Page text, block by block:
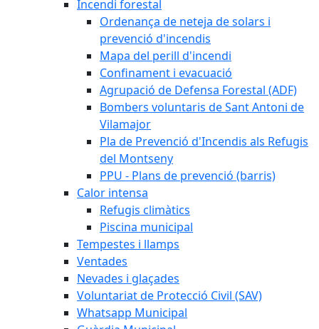
Incendi forestal
Ordenança de neteja de solars i
prevenció d'incendis
Mapa del perill d'incendi
Confinament i evacuació
Agrupació de Defensa Forestal (ADF)
Bombers voluntaris de Sant Antoni de
Vilamajor
Pla de Prevenció d'Incendis als Refugis
del Montseny
PPU - Plans de prevenció (barris)
Calor intensa
Refugis climàtics
Piscina municipal
Tempestes i llamps
Ventades
Nevades i glaçades
Voluntariat de Protecció Civil (SAV)
Whatsapp Municipal